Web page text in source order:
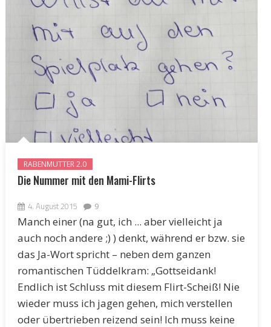
RABENMUTTER 2.0
Die Nummer mit den Mami-Flirts
4. August 2015 9
Manch einer (na gut, ich ... aber vielleicht ja
auch noch andere ;) ) denkt, während er bzw. sie
das Ja-Wort spricht – neben dem ganzen
romantischen Tüddelkram: „Gottseidank!
Endlich ist Schluss mit diesem Flirt-Scheiß! Nie
wieder muss ich jagen gehen, mich verstellen
oder übertrieben reizend sein! Ich muss keine